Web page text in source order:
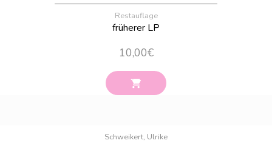
Restauflage
früherer LP
10,00€
Schweikert, Ulrike